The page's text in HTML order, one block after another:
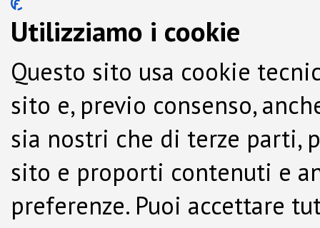
Utilizziamo i cookie
Questo sito usa cookie
sito e, previo consenso,
sia nostri che di terze parti,
sito e proporti contenuti e
preferenze. Puoi accettare